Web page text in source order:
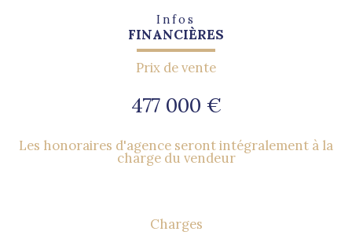
Infos
FINANCIÈRES
Prix de vente
477 000 €
Les honoraires d'agence seront intégralement à la
charge du vendeur
Charges